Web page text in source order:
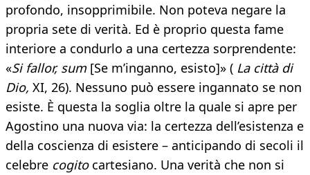
profondo, insopprimibile. Non poteva negare la
propria sete di verità. Ed è proprio questa fame
interiore a condurlo a una certezza sorprendente:
«Si fallor, sum[Se m’inganno, esisto]» ( La città di
Dio, XI, 26). Nessuno può essere ingannato se non
esiste. È questa la soglia oltre la quale si apre per
Agostino una nuova via: la certezza dell’esistenza e
della coscienza di esistere – anticipando di secoli il
celebre cogitocartesiano. Una verità che non si